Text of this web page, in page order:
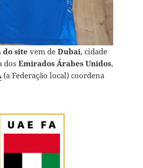
do site vem de Dubai, cidade
dos Emirados Árabes Unidos,
(a Federação local) coordena